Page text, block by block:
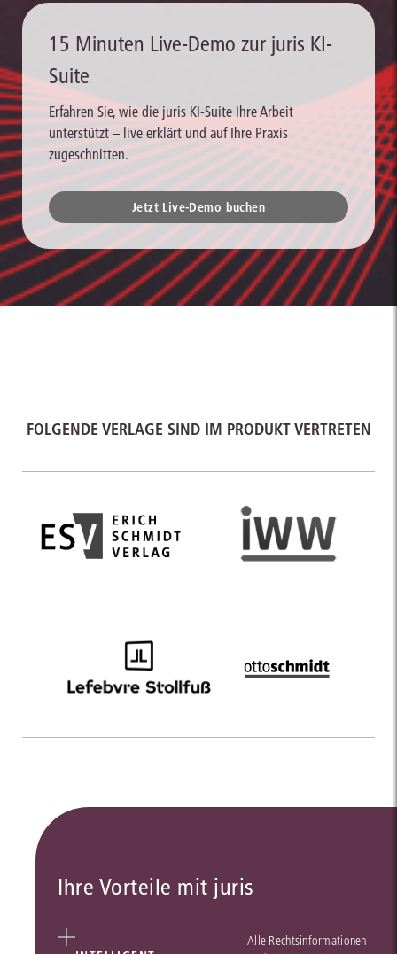
15 Minuten Live-Demo zur juris KI-
Suite
Erfahren Sie, wie die juris KI-Suite Ihre Arbeit
unterstützt – live erklärt und auf Ihre Praxis
zugeschnitten.
Jetzt Live-Demo buchen
FOLGENDE VERLAGE SIND IM PRODUKT VERTRETEN
Ihre Vorteile mit juris
Alle Rechtsinformationen